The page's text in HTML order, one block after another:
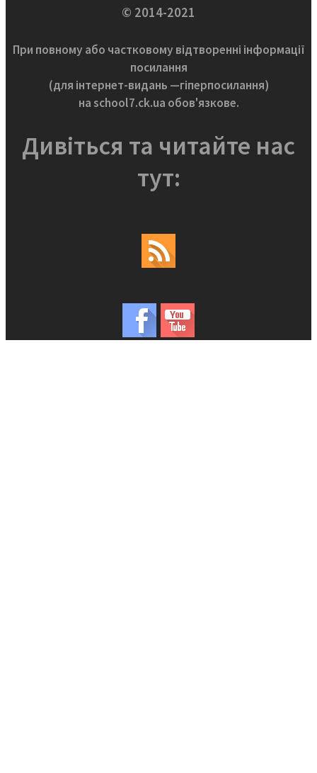
© 2014-2021
При повному або частковому відтворенні інформації
посилання
(для інтернет-видань —гіперпосилання)
на school7.ck.ua обов'язкове.
Дивіться та читайте нас
тут: